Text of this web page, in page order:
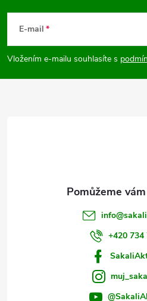
ý
p
i
s
p
E-mail
Vložením e-mailu souhlasíte s
info@
+420 734